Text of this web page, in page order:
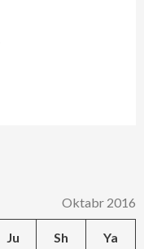
Oktabr 2016
Ju Sh Ya